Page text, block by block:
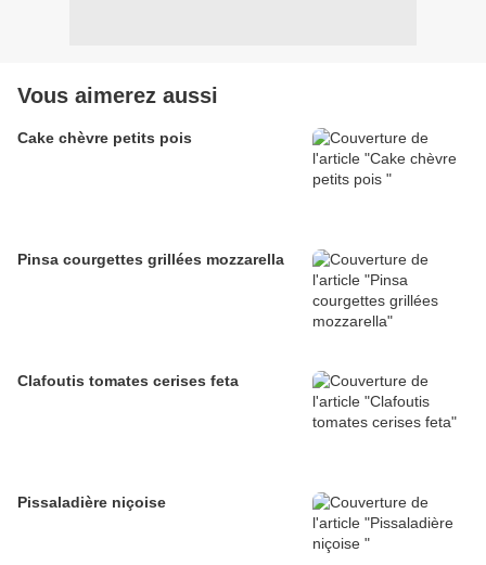
Vous aimerez aussi
Cake chèvre petits pois
Pinsa courgettes grillées mozzarella
Clafoutis tomates cerises feta
Pissaladière niçoise